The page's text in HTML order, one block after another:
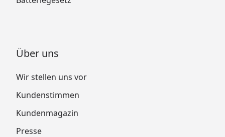
Über uns
Wir stellen uns vor
Kundenstimmen
Kundenmagazin
Presse